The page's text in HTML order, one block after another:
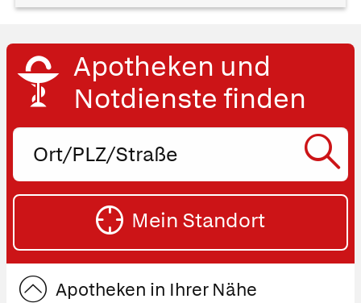
Apotheken und
Notdienste finden
Ort,
oder
Straße
Mein Standort
Apotheken in Ihrer Nähe